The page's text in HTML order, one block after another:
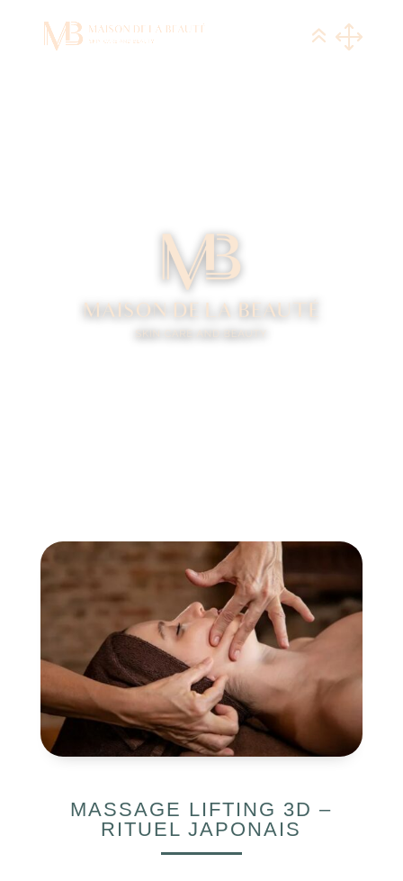
MASSAGE LIFTING 3D –
RITUEL JAPONAIS